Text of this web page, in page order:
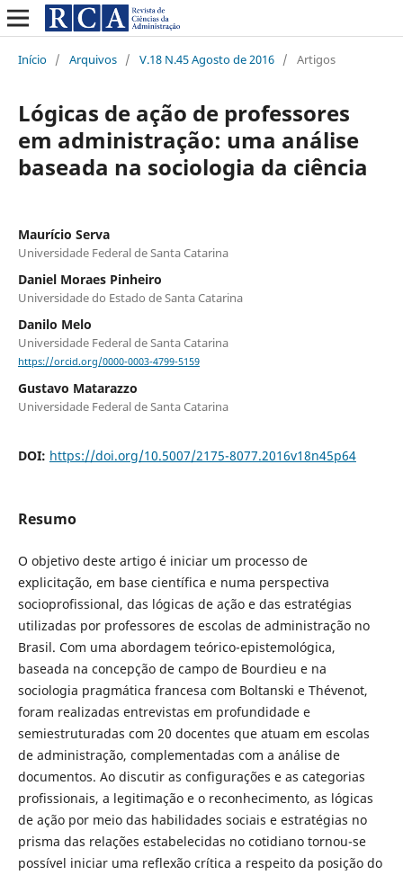
Início / Arquivos / V.18 N.45 Agosto de 2016 / Artigos
Lógicas de ação de professores
em administração: uma análise
baseada na sociologia da ciência
Maurício Serva
Universidade Federal de Santa Catarina
Daniel Moraes Pinheiro
Universidade do Estado de Santa Catarina
Danilo Melo
Universidade Federal de Santa Catarina
https://orcid.org/0000-0003-4799-5159
Gustavo Matarazzo
Universidade Federal de Santa Catarina
DOI: https://doi.org/10.5007/2175-8077.2016v18n45p64
Resumo
O objetivo deste artigo é iniciar um processo de
explicitação, em base científica e numa perspectiva
socioprofissional, das lógicas de ação e das estratégias
utilizadas por professores de escolas de administração no
Brasil. Com uma abordagem teórico-epistemológica,
baseada na concepção de campo de Bourdieu e na
sociologia pragmática francesa com Boltanski e Thévenot,
foram realizadas entrevistas em profundidade e
semiestruturadas com 20 docentes que atuam em escolas
de administração, complementadas com a análise de
documentos. Ao discutir as configurações e as categorias
profissionais, a legitimação e o reconhecimento, as lógicas
de ação por meio das habilidades sociais e estratégias no
prisma das relações estabelecidas no cotidiano tornou-se
possível iniciar uma reflexão crítica a respeito da posição do